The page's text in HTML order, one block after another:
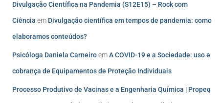
Divulgação Científica na Pandemia (S12E15) – Rock com
Ciência em Divulgação científica em tempos de pandemia: como
elaboramos conteúdos?
Psicóloga Daniela CarneiroemA COVID-19 e a Sociedade: uso e
cobrança de Equipamentos de Proteção Individuais
Processo Produtivo de Vacinas e a Engenharia Química | Propeq